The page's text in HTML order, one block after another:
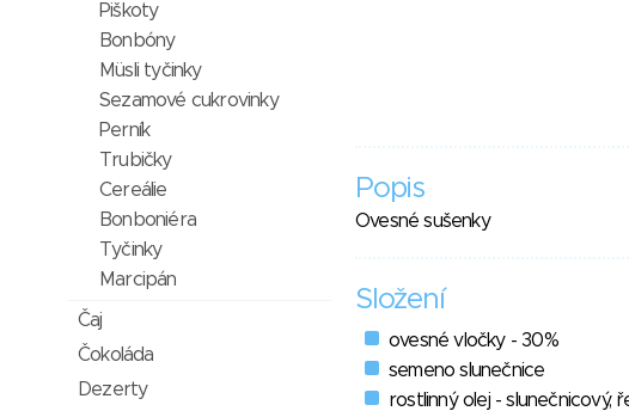
Popis
Ovesné sušenky
Složení
ovesné vločky - 30%
semeno slunečnice
rostlinný olej - slunečnicový,
Piškoty
Bonbóny
Müsli tyčinky
Sezamové cukrovinky
Perník
Trubičky
Cereálie
Bonboniéra
Tyčinky
Marcipán
Čaj
Čokoláda
Dezerty